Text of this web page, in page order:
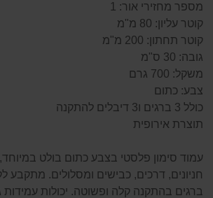
מספר מחזירי אור: 1
קוטר עליון: 80 מ"מ
קוטר תחתון: 200 מ"מ
גובה: 30 ס"מ
משקל: 700 גרם
צבע: כתום
כולל 3 ברגים ו3 דיבלים להתקנה
תוצרת אירופית
עמוד סימון פלסטי בצבע כתום בולט
ברגים בהתקנה קלה ופשוטה. יכולות עמידות